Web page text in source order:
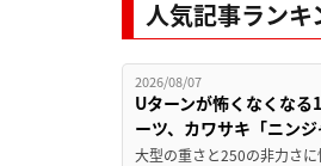
人気記事ランキ
2026/08/07
Uターンが怖くなくな
ーツ、カワサキ「ニン
大型の重さと250の非力さ